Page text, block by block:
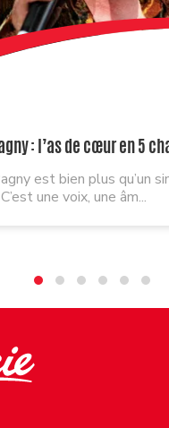
: l’as de cœur en 5
est bien plus qu’un
une voix, une âm...